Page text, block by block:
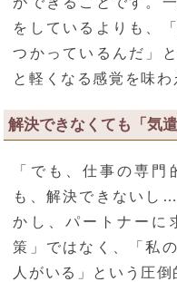
をしているよりも、
つかっているんだ」
と軽くなる感覚を味わ
解決できなくても「気
「でも、仕事の専
も、解決できないし
かし、パートナーに
策」ではなく、「私
人がいる」という圧倒